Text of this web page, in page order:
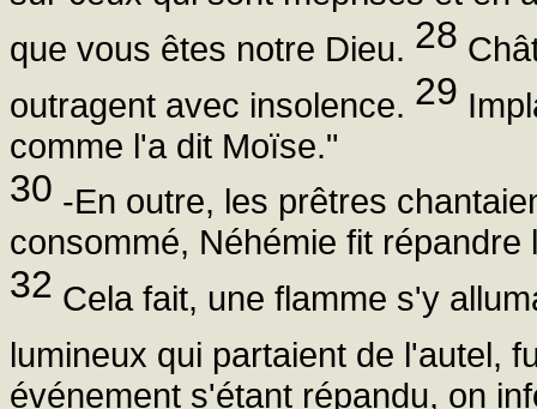
que vous êtes notre Dieu. 28
outragent avec insolence. 29
comme l'a dit Moïse."
30 -En outre, les prêtres
consommé, Néhémie fit
32 Cela fait, une flamme s'y
lumineux qui partaient de l'autel,
événement s'étant répandu, on